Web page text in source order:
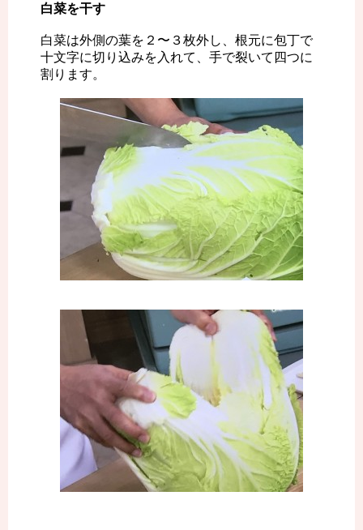
白菜を干す
白菜は外側の葉を２〜３枚外し、根元に包丁で
十文字に切り込みを入れて、手で裂いて四つに
割ります。